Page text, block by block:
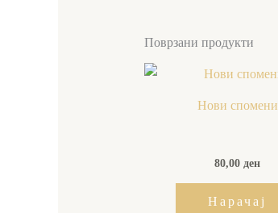
Поврзани продукти
Нови спомени
80,00ден
Нарачај